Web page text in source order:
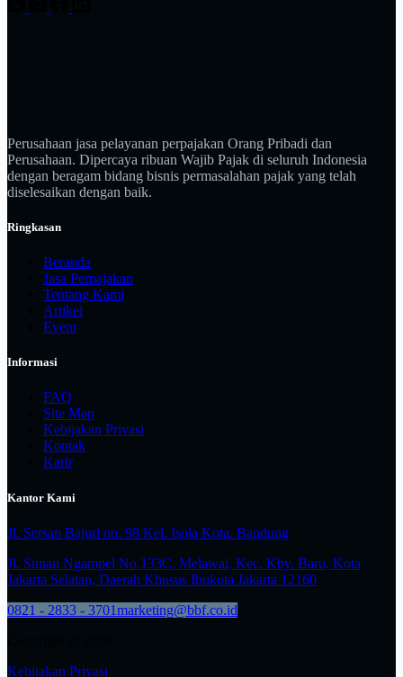
Perusahaan jasa pelayanan perpajakan Orang Pribadi dan
Perusahaan. Dipercaya ribuan Wajib Pajak di seluruh Indonesia
dengan beragam bidang bisnis permasalahan pajak yang telah
diselesaikan dengan baik.
Ringkasan
Beranda
Jasa Perpajakan
Tentang Kami
Artikel
Event
Informasi
FAQ
Site Map
Kebijakan Privasi
Kontak
Karir
Kantor Kami
Jl. Sersan Bajuri no. 98 Kel. Isola Kota. Bandung
Jl. Sunan Ngampel No.133C, Melawai, Kec. Kby. Baru, Kota
Jakarta Selatan, Daerah Khusus Ibukota Jakarta 12160
0821 - 2833 - 3701marketing@bbf.co.id
Kebijakan Privasi